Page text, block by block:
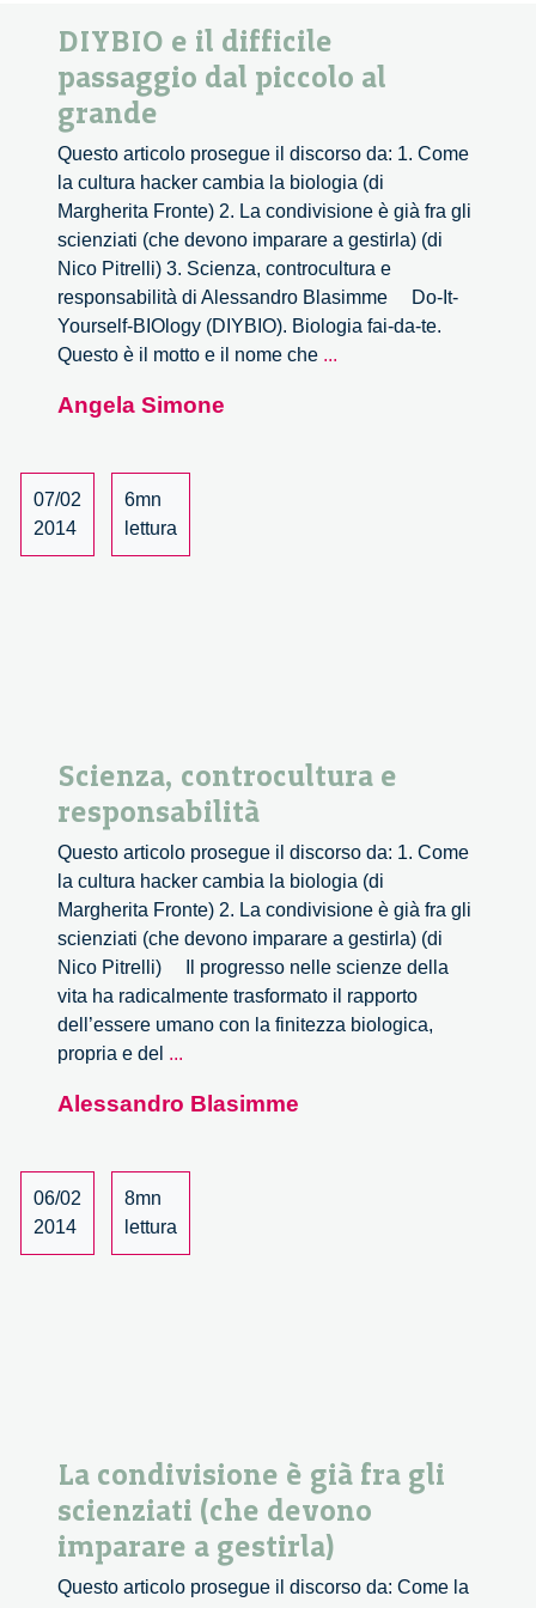
DIYBIO e il difficile
passaggio dal piccolo al
grande
Questo articolo prosegue il discorso da: 1. Come
la cultura hacker cambia la biologia (di
Margherita Fronte) 2. La condivisione è già fra gli
scienziati (che devono imparare a gestirla) (di
Nico Pitrelli) 3. Scienza, controcultura e
responsabilità di Alessandro Blasimme Do-It-
Yourself-BIOlogy (DIYBIO). Biologia fai-da-te.
Questo è il motto e il nome che ...
Angela Simone
07/02
2014
6mn
lettura
Scienza, controcultura e
responsabilità
Questo articolo prosegue il discorso da: 1. Come
la cultura hacker cambia la biologia (di
Margherita Fronte) 2. La condivisione è già fra gli
scienziati (che devono imparare a gestirla) (di
Nico Pitrelli) Il progresso nelle scienze della
vita ha radicalmente trasformato il rapporto
dell’essere umano con la finitezza biologica,
propria e del ...
e
Alessandro Blasimme
06/02
2014
8mn
lettura
La condivisione è già fra gli
scienziati (che devono
imparare a gestirla)
Questo articolo prosegue il discorso da: Come la